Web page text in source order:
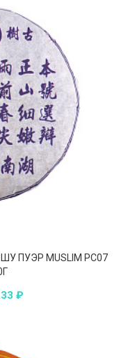
ПУЭР MUSLIM РС07
₽